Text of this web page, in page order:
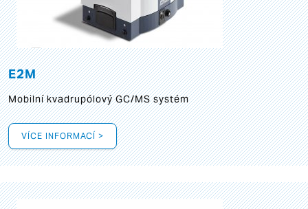
E2M
Mobilní kvadrupólový GC/MS systém
VÍCE INFORMACÍ >